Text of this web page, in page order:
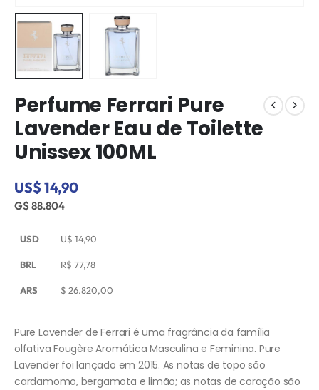
Perfume Ferrari Pure
Lavender Eau de Toilette
Unissex 100ML
US$ 14,90
G$ 88.804
USD U$ 14,90
BRL R$ 77,78
ARS $ 26.820,00
Pure Lavender de Ferrari é uma fragrância da família
olfativa Fougère Aromática Masculina e Feminina. Pure
Lavender foi lançado em 2015. As notas de topo são
cardamomo, bergamota e limão; as notas de coração são